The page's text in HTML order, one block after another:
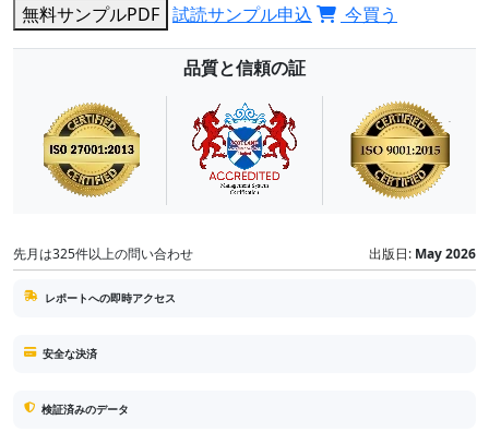
無料サンプルPDF 試読サンプル申込 今買う
品質と信頼の証
先月は325件以上の問い合わせ 出版日: May 2026
レポートへの即時アクセス
安全な決済
検証済みのデータ